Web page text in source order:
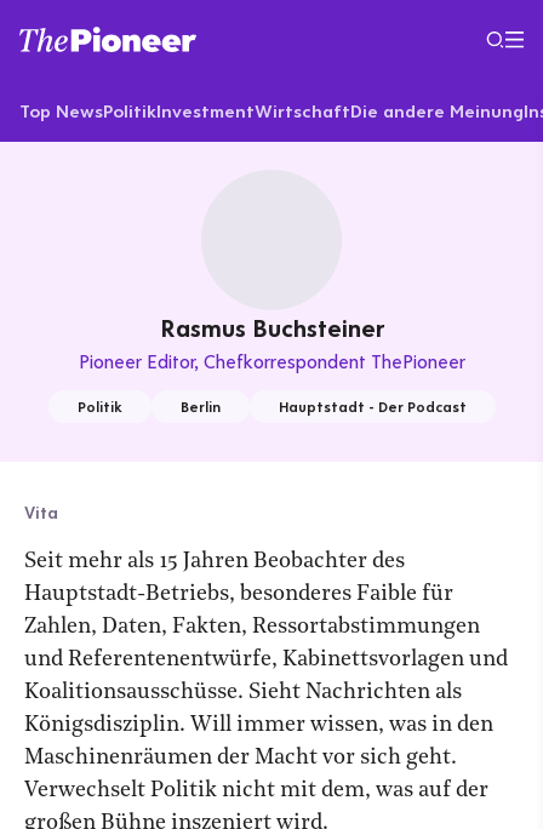
Top NewsPolitikInvestmentWirtschaftDie andere Meinung
Rasmus Buchsteiner
Pioneer Editor Chefkorrespondent ThePioneer
Politik Berlin Hauptstadt - Der Podcast
Vita
Seit mehr als 15 Jahren Beobachter des
Hauptstadt-Betriebs, besonderes Faible für
Zahlen, Daten, Fakten, Ressortabstimmungen
und Referentenentwürfe, Kabinettsvorlagen und
Koalitionsausschüsse. Sieht Nachrichten als
Königsdisziplin. Will immer wissen, was in den
Maschinenräumen der Macht vor sich geht.
Verwechselt Politik nicht mit dem, was auf der
großen Bühne inszeniert wird.